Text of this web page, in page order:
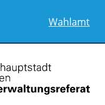
Wahlamt